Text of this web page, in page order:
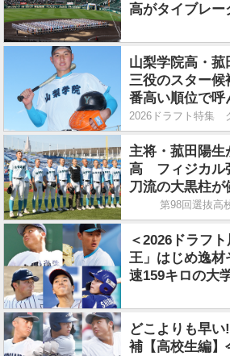
高がタイブレー
が4年連続初戦
山梨学院高・
三役のスター候
番高い順位で呼
ロになって活躍
主将・菰田陽生
高 フィジカル
刀流の大黒柱が
第98回選抜高
＜2026ドラフ
王」はじめ逸
速159キロの大
どこよりも早
補【高校生編】